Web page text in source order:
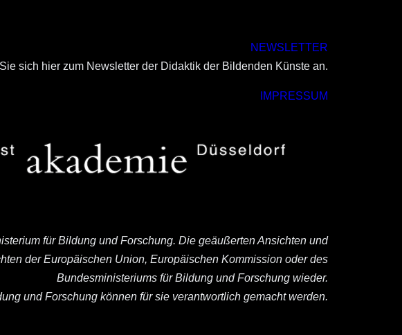
NEWSLETTER
sich hier zum Newsletter der Didaktik der Bildenden Künste an.
IMPRESSUM
für Bildung und Forschung. Die geäußerten Ansichten und
der Europäischen Union, Europäischen Kommission oder des
Bundesministeriums für Bildung und Forschung wieder.
und Forschung können für sie verantwortlich gemacht werden.